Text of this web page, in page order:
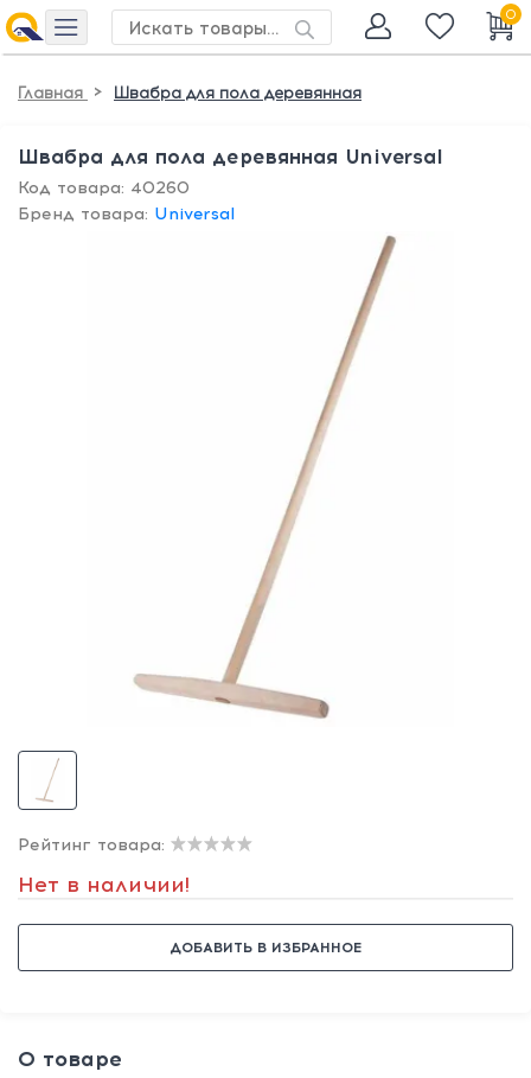
0
Главная > Швабра для пола деревянная
Швабра для пола деревянная Universal
Код товара: 40260
Бренд товара: Universal
Рейтинг товара:
Нет в наличии!
ДОБАВИТЬ В ИЗБРАННОЕ
О товаре